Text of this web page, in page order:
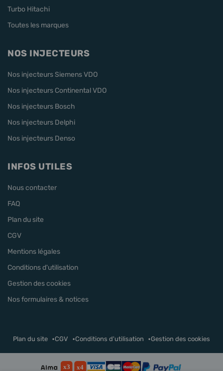
Turbo Hitachi
Toutes les marques
NOS INJECTEURS
Nos injecteurs Siemens VDO
Nos injecteurs Continental VDO
Nos injecteurs Bosch
Nos injecteurs Delphi
Nos injecteurs Denso
INFOS UTILES
Nous contacter
FAQ
Plan du site
CGV
Mentions légales
Conditions d'utilisation
Gestion des cookies
Nos formulaires & notices
Plan du site CGV Conditions d'utilisation Gestion des cookies